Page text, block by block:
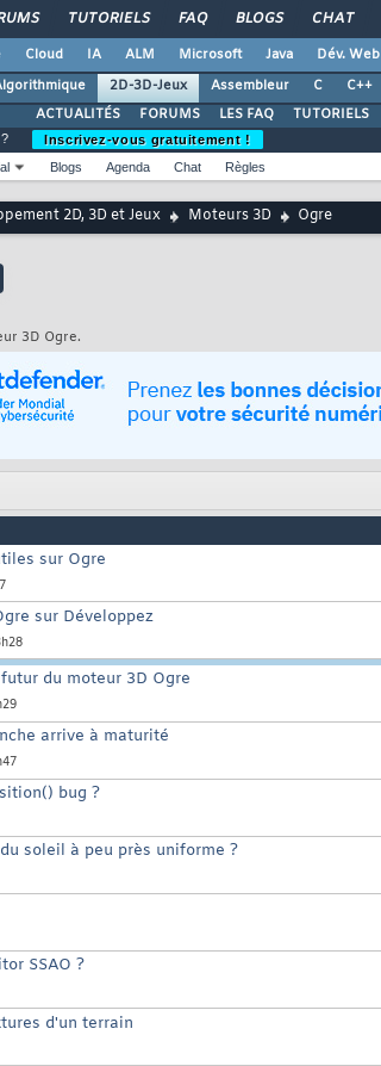
TUTORIELS FAQ BLOGS CHAT
Cloud IA ALM Microsoft Java Dév. Web
2D-3D-Jeux Assembleur C C++
ACTUALITÉS
FORUMS LES FAQ TUTORIELS
Inscrivez-vous gratuitement !
Blogs Agenda Chat Règles
2D, 3D et Jeux Moteurs 3D Ogre
3D Ogre.
sur Ogre
sur Développez
du moteur 3D Ogre
arrive à maturité
bug ?
soleil à peu près uniforme ?
SSAO ?
d'un terrain